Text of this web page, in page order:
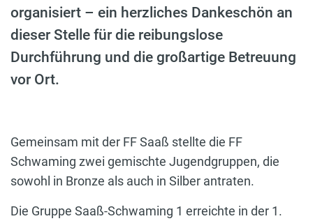
organisiert – ein herzliches Dankeschön an
dieser Stelle für die reibungslose
Durchführung und die großartige Betreuung
vor Ort.
Gemeinsam mit der FF Saaß stellte die FF
Schwaming zwei gemischte Jugendgruppen, die
sowohl in Bronze als auch in Silber antraten.
Die Gruppe Saaß-Schwaming 1 erreichte in der 1.